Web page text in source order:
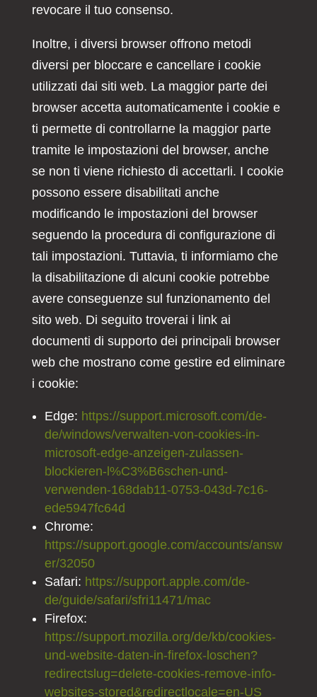
revocare il tuo consenso.
Inoltre, i diversi browser offrono metodi
diversi per bloccare e cancellare i cookie
utilizzati dai siti web. La maggior parte dei
browser accetta automaticamente i cookie e
ti permette di controllarne la maggior parte
tramite le impostazioni del browser, anche
se non ti viene richiesto di accettarli. I cookie
possono essere disabilitati anche
modificando le impostazioni del browser
seguendo la procedura di configurazione di
tali impostazioni. Tuttavia, ti informiamo che
la disabilitazione di alcuni cookie potrebbe
avere conseguenze sul funzionamento del
sito web. Di seguito troverai i link ai
documenti di supporto dei principali browser
web che mostrano come gestire ed eliminare
i cookie:
Edge: https://support.microsoft.com/de-
de/windows/verwalten-von-cookies-in-
microsoft-edge-anzeigen-zulassen-
blockieren-l%C3%B6schen-und-
verwenden-168dab11-0753-043d-7c16-
ede5947fc64d
Chrome:
https://support.google.com/accounts/answ
er/32050
Safari: https://support.apple.com/de-
de/guide/safari/sfri11471/mac
Firefox:
https://support.mozilla.org/de/kb/cookies-
und-website-daten-in-firefox-loschen?
redirectslug=delete-cookies-remove-info-
websites-stored&redirectlocale=en-US